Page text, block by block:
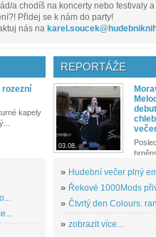
a chodíš na koncerty nebo festivaly
Přidej se k nám do party!
nás na
rozezní
kapely
REPORTÁŽE
03.08.
» Hudební večer plný
» Řekové 1000Mods
» Čtvrtý den Colours:
» zobrazit více...